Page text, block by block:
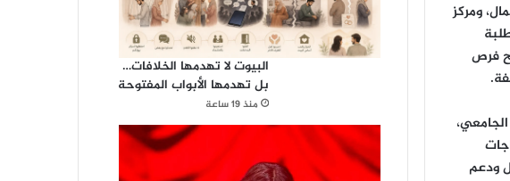
ومركز
60 مشاركًا من الطلبة
فرص
ودعم
البيوت لا تهدمها الخلافات…
بل تهدمها الأبواب المفتوحة
منذ 19 ساعة